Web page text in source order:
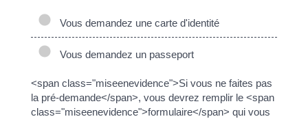
Vous demandez une carte d'identité
Vous demandez un passeport
<span class="miseenevidence">Si vous ne faites pas
la pré-demande</span>, vous devrez remplir le <span
class="miseenevidence">formulaire</span> qui vous